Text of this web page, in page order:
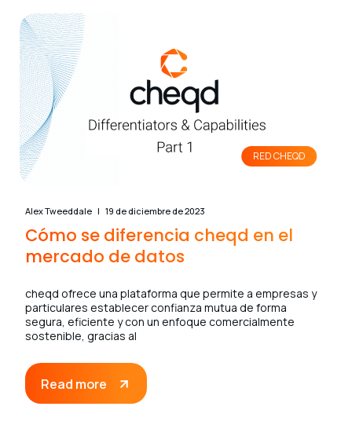
RED CHEQD
Cómo se diferencia cheqd en el
mercado de datos
cheqd ofrece una plataforma que permite a empresas y
particulares establecer confianza mutua de forma
segura, eficiente y con un enfoque comercialmente
sostenible, gracias al
Read more
Alex Tweeddale 19 de diciembre de 2023